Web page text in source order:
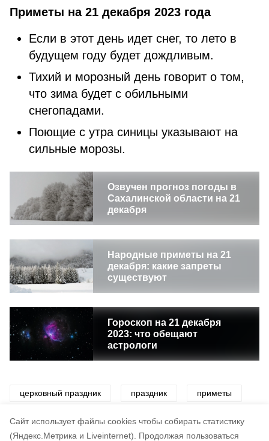
Cайт использует файлы cookies чтобы собирать статистику
(Яндекс.Метрика и Liveinternet).
Продолжая пользоваться
Приметы на 21 декабря 2023 года
Если в этот день идет снег, то лето в
будущем году будет дождливым.
Тихий и морозный день говорит о том,
что зима будет с обильными
снегопадами.
Поющие с утра синицы указывают на
сильные морозы.
Озвучен прогноз погоды в
Сахалинской области на 21
декабря
Народные приметы на 21
декабря: какие запреты
существуют
Гороскоп на 21 декабря
2023: что обещают
астрологи
церковный праздник праздник приметы
церковь погода